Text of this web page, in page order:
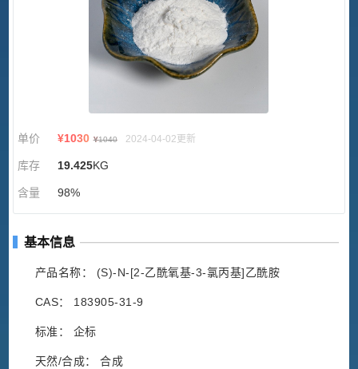
单价 ¥1030 ¥1040 2024-04-02更新
库存 19.425KG
含量 98%
基本信息
产品名称： (S)-N-[2-乙酰氧基-3-氯丙基]乙酰胺
CAS： 183905-31-9
标准： 企标
天然/合成： 合成